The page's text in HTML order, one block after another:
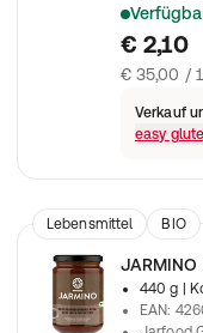
Cenovis
€ 2,10
€ 35,00 /
Verkauf
easy
Lebensmittel BIO
440 g
|
EAN: